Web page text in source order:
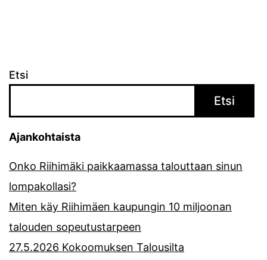
Etsi
Etsi
Ajankohtaista
Onko Riihimäki paikkaamassa talouttaan sinun
lompakollasi?
Miten käy Riihimäen kaupungin 10 miljoonan
talouden sopeutustarpeen
27.5.2026 Kokoomuksen Talousilta